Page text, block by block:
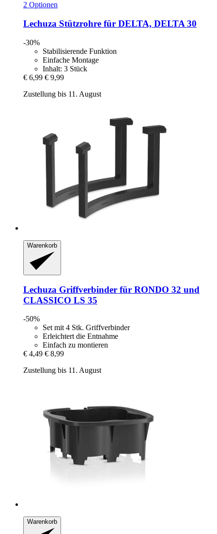
2 Optionen
Lechuza Stützrohre für DELTA, DELTA 30
-30%
Stabilisierende Funktion
Einfache Montage
Inhalt: 3 Stück
€ 6,99 € 9,99
Zustellung bis 11. August
Warenkorb
Lechuza Griffverbinder für RONDO 32 und
CLASSICO LS 35
-50%
Set mit 4 Stk. Griffverbinder
Erleichtert die Entnahme
Einfach zu montieren
€ 4,49 € 8,99
Zustellung bis 11. August
Warenkorb